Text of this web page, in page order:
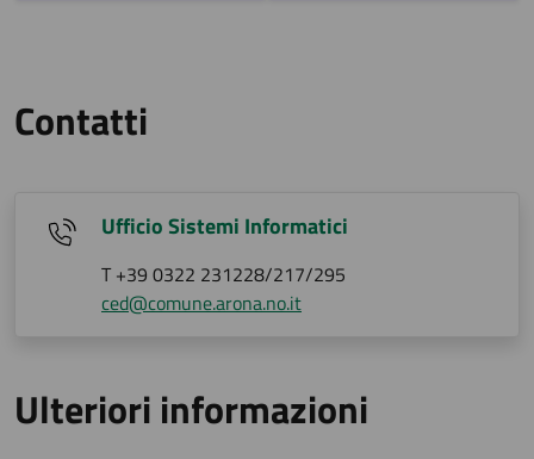
Contatti
Ufficio Sistemi Informatici
T +39 0322 231228/217/295
ced@comune.arona.no.it
Ulteriori informazioni